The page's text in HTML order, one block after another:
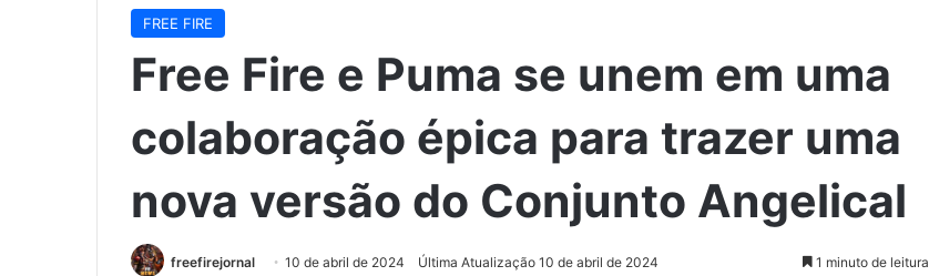
FREE FIRE
Free Fire e Puma se unem em uma
colaboração épica para trazer uma
nova versão do Conjunto Angelical
freefirejornal 10 de abril de 2024 Última Atualização 10 de abril de 2024 1 minuto de leitura